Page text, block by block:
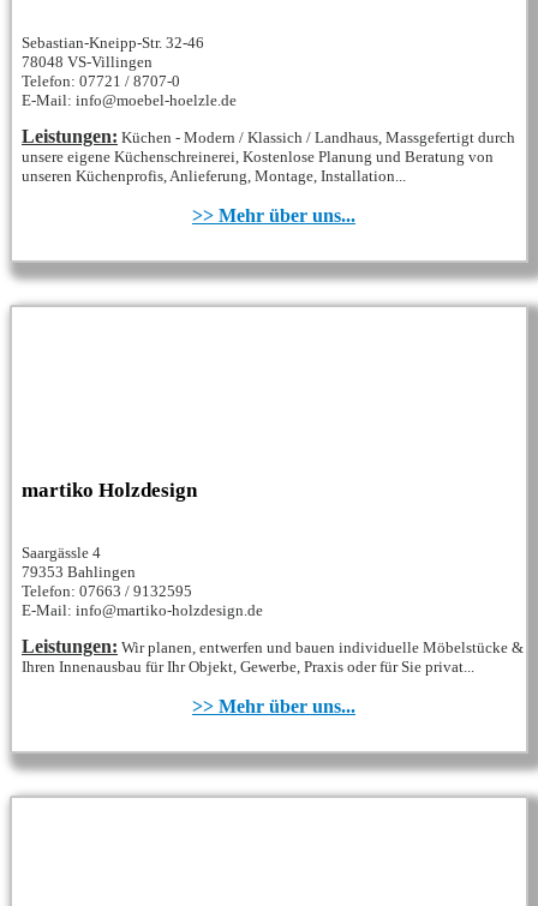
Sebastian-Kneipp-Str. 32-46
78048 VS-Villingen
Telefon: 07721 / 8707-0
E-Mail: info@moebel-hoelzle.de
Leistungen: Küchen - Modern / Klassich / Landhaus, Massgefertigt durch
unsere eigene Küchenschreinerei, Kostenlose Planung und Beratung von
unseren Küchenprofis, Anlieferung, Montage, Installation...
>> Mehr über uns...
martiko Holzdesign
Saargässle 4
79353 Bahlingen
Telefon: 07663 / 9132595
E-Mail: info@martiko-holzdesign.de
Leistungen: Wir planen, entwerfen und bauen individuelle Möbelstücke &
Ihren Innenausbau für Ihr Objekt, Gewerbe, Praxis oder für Sie privat...
>> Mehr über uns...